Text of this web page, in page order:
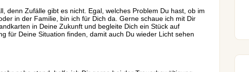
denn Zufälle gibt es nicht. Egal, welches Problem Du hast, ob im
in der Familie, bin ich für Dich da. Gerne schaue ich mit Dir
in Deine Zukunft und begleite Dich ein Stück auf
für Deine Situation finden, damit auch Du wieder Licht sehen